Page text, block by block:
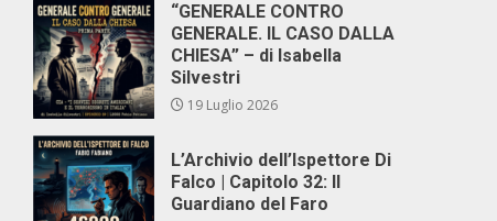
“GENERALE CONTRO
GENERALE. IL CASO DALLA
CHIESA” – di Isabella
Silvestri
19 Luglio 2026
L’Archivio dell’Ispettore Di
Falco | Capitolo 32: Il
Guardiano del Faro